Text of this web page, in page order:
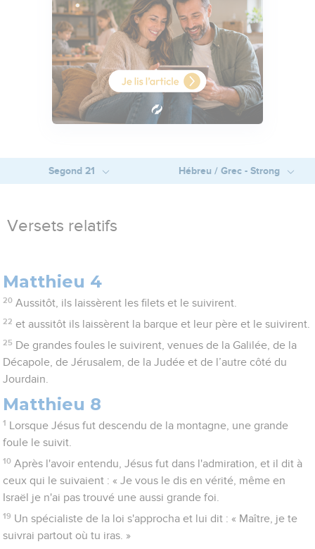
Segond 21 Hébreu / Grec - Strong
Versets relatifs
Matthieu 4
20 Aussitôt, ils laissèrent les filets et le suivirent.
22 et aussitôt ils laissèrent la barque et leur père et le suivirent.
25 De grandes foules le suivirent, venues de la Galilée, de la
Décapole, de Jérusalem, de la Judée et de l’autre côté du
Jourdain.
Matthieu 8
1
Lorsque Jésus fut descendu de la montagne, une grande
foule le suivit.
10 Après l'avoir entendu, Jésus fut dans l'admiration, et il dit à
ceux qui le suivaient : « Je vous le dis en vérité, même en
Israël je n'ai pas trouvé une aussi grande foi.
19 Un spécialiste de la loi s'approcha et lui dit : « Maître, je te
suivrai partout où tu iras. »